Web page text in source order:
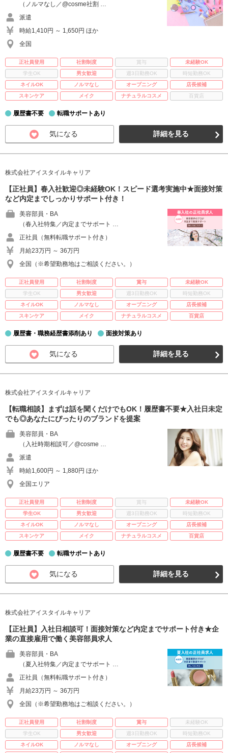
（ノルマなし／@cosme社割 …
派遣
時給1,410円 ～ 1,650円 ほか
全国
正社員登用 社割制度 賞与
未経験OK
学生OK
男女歓迎 週3日勤務OK
時短勤務OK
ネイルOK
ノルマなし オープニング
店長候補
スキンケア
メイク ナチュラルコスメ 百貨店
履歴書不要 転職サポートあり
気になる 詳細を見る
株式会社アイスタイルキャリア
【正社員】春入社歓迎◎未経験OK！スピード選考実施中★面接対策
など内定までしっかりサポート付き！
美容部員・BA
（春入社特集／内定までサポート …
正社員（無料転職サポート付き）
月給23万円 ～ 36万円
全国（※希望勤務地はご相談ください。）
正社員登用 社割制度 賞与
未経験OK
学生OK
男女歓迎 週3日勤務OK
時短勤務OK
ネイルOK
ノルマなし オープニング
店長候補
スキンケア
メイク ナチュラルコスメ 百貨店
履歴書・職務経歴書添削あり 面接対策あり
気になる 詳細を見る
株式会社アイスタイルキャリア
【転職相談】まずは話を聞くだけでもOK！履歴書不要★入社日未定
でも◎あなたにぴったりのブランドを提案
美容部員・BA
（入社時期相談可／@cosme …
派遣
時給1,600円 ～ 1,880円 ほか
全国エリア
正社員登用 社割制度 賞与
未経験OK
学生OK
男女歓迎 週3日勤務OK
時短勤務OK
ネイルOK
ノルマなし オープニング
店長候補
スキンケア
メイク ナチュラルコスメ 百貨店
履歴書不要 転職サポートあり
気になる 詳細を見る
株式会社アイスタイルキャリア
【正社員】入社日相談可！面接対策など内定までサポート付き★企
業の直接雇用で働く美容部員求人
美容部員・BA
（夏入社特集／内定までサポート …
正社員（無料転職サポート付き）
月給23万円 ～ 36万円
全国（※希望勤務地はご相談ください。）
正社員登用 社割制度 賞与
未経験OK
学生OK
男女歓迎 週3日勤務OK
時短勤務OK
ネイルOK
ノルマなし オープニング 店長候補